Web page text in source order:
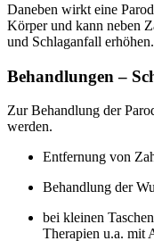
Daneben wirkt eine
Körper und kann neben
und Schlaganfall erhöhen.
Behandlungen –
Zur Behandlung der
werden.
Entfernung von
Behandlung der
bei kleinen
Therapien u.a. mit